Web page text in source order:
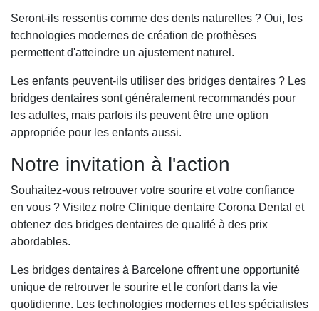
Seront-ils ressentis comme des dents naturelles ? Oui, les
technologies modernes de création de prothèses
permettent d'atteindre un ajustement naturel.
Les enfants peuvent-ils utiliser des bridges dentaires ? Les
bridges dentaires sont généralement recommandés pour
les adultes, mais parfois ils peuvent être une option
appropriée pour les enfants aussi.
Notre invitation à l'action
Souhaitez-vous retrouver votre sourire et votre confiance
en vous ? Visitez notre Clinique dentaire Corona Dental et
obtenez des bridges dentaires de qualité à des prix
abordables.
Les bridges dentaires à Barcelone offrent une opportunité
unique de retrouver le sourire et le confort dans la vie
quotidienne. Les technologies modernes et les spécialistes